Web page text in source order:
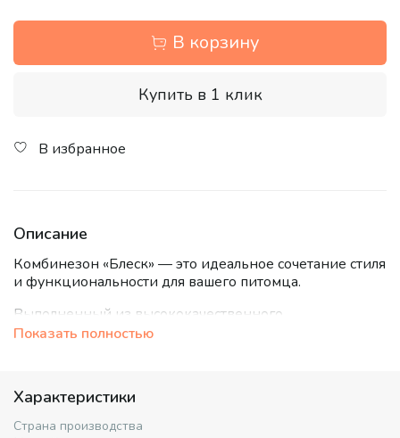
В корзину
Купить в 1 клик
В избранное
Описание
Комбинезон «Блеск» — это идеальное сочетание стиля
и функциональности для вашего питомца.
Выполненный из высококачественного
водоотталкивающего материала с эффектным
прохладную погоду, а аккуратные швы гарантируют
долговечность изделия.
Показать полностью
Характеристики
Страна производства